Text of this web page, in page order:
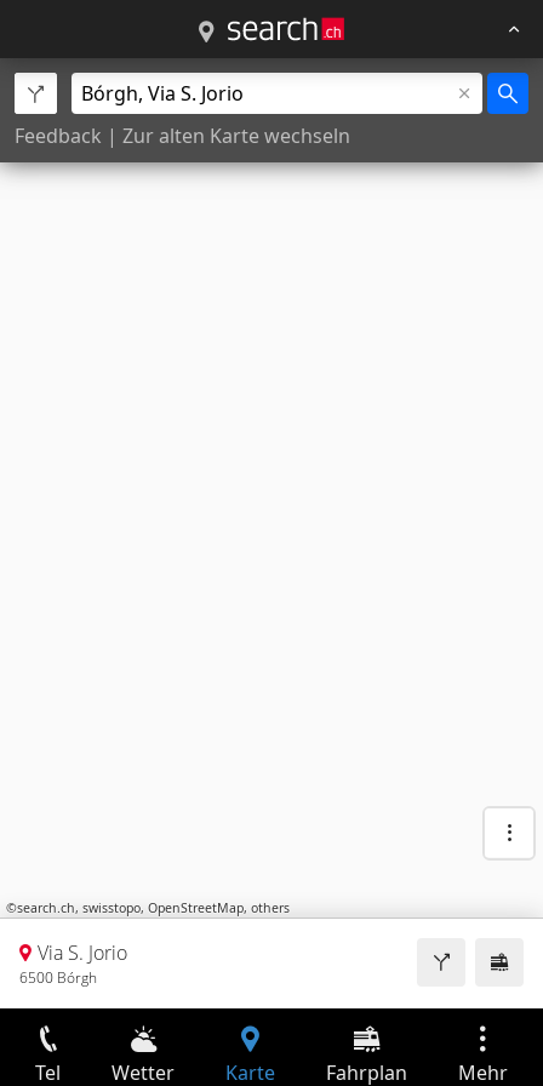
Feedback | Zur alten Karte wechseln
©search.ch, swisstopo, OpenStreetMap, others
Via S. Jorio
6500 Bórgh
Tel Wetter Karte Fahrplan Mehr